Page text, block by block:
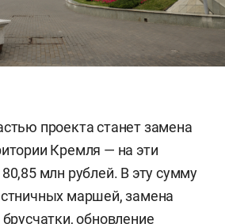
проекта станет замена
Кремля — на эти
млн рублей. В эту сумму
маршей, замена
обновление